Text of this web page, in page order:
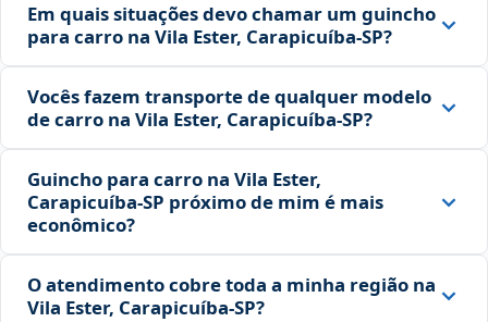
Em quais situações devo chamar um guincho
para carro na Vila Ester, Carapicuíba‑SP?
Vocês fazem transporte de qualquer modelo
de carro na Vila Ester, Carapicuíba‑SP?
Guincho para carro na Vila Ester,
Carapicuíba‑SP próximo de mim é mais
econômico?
O atendimento cobre toda a minha região na
Vila Ester, Carapicuíba‑SP?